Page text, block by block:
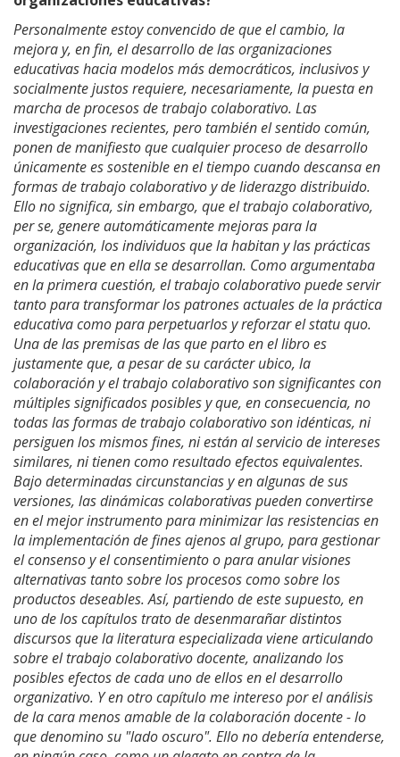
Personalmente estoy convencido de que el cambio, la
mejora y, en fin, el desarrollo de las organizaciones
educativas hacia modelos más democráticos, inclusivos y
socialmente justos requiere, necesariamente, la puesta en
marcha de procesos de trabajo colaborativo. Las
investigaciones recientes, pero también el sentido común,
ponen de manifiesto que cualquier proceso de desarrollo
únicamente es sostenible en el tiempo cuando descansa en
formas de trabajo colaborativo y de liderazgo distribuido.
Ello no significa, sin embargo, que el trabajo colaborativo,
per se, genere automáticamente mejoras para la
organización, los individuos que la habitan y las prácticas
educativas que en ella se desarrollan. Como argumentaba
en la primera cuestión, el trabajo colaborativo puede servir
tanto para transformar los patrones actuales de la práctica
educativa como para perpetuarlos y reforzar el statu quo.
Una de las premisas de las que parto en el libro es
justamente que, a pesar de su carácter ubico, la
colaboración y el trabajo colaborativo son significantes con
múltiples significados posibles y que, en consecuencia, no
todas las formas de trabajo colaborativo son idénticas, ni
persiguen los mismos fines, ni están al servicio de intereses
similares, ni tienen como resultado efectos equivalentes.
Bajo determinadas circunstancias y en algunas de sus
versiones, las dinámicas colaborativas pueden convertirse
en el mejor instrumento para minimizar las resistencias en
la implementación de fines ajenos al grupo, para gestionar
el consenso y el consentimiento o para anular visiones
alternativas tanto sobre los procesos como sobre los
productos deseables. Así, partiendo de este supuesto, en
uno de los capítulos trato de desenmarañar distintos
discursos que la literatura especializada viene articulando
sobre el trabajo colaborativo docente, analizando los
posibles efectos de cada uno de ellos en el desarrollo
organizativo. Y en otro capítulo me intereso por el análisis
de la cara menos amable de la colaboración docente - lo
que denomino su "lado oscuro". Ello no debería entenderse,